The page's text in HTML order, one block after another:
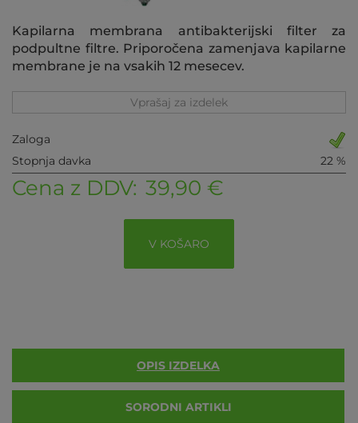
Kapilarna membrana antibakterijski filter za
podpultne filtre. Priporočena zamenjava kapilarne
membrane je na vsakih 12 mesecev.
Vprašaj za izdelek
Zaloga
Stopnja davka
22 %
Cena z DDV: 39,90 €
V KOŠARO
OPIS IZDELKA
SORODNI ARTIKLI